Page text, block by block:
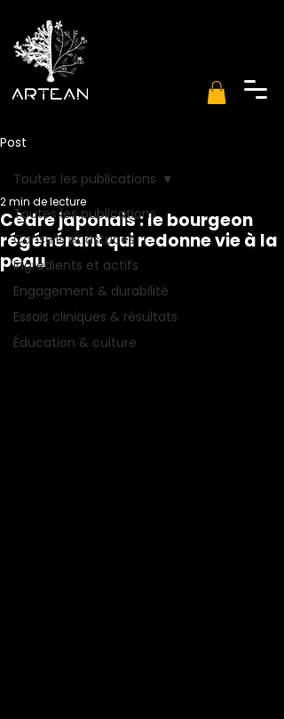
Post
Toutes les publications
Conseils et astuces
Ingrédients et actifs
Engagement & durabilité
Essais cliniques & résultats
Éducation & culture
Toutes les publications
Cèdre japonais : le bourgeon
régénérant qui redonne vie à la
peau
2 min de lecture